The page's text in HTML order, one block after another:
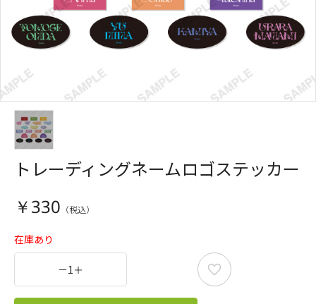
トレーディングネームロゴステッカー
￥330
在庫あり
－1＋